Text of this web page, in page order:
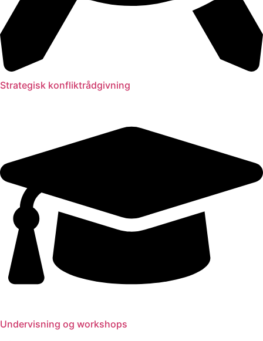
Strategisk konfliktrådgivning
Undervisning og workshops